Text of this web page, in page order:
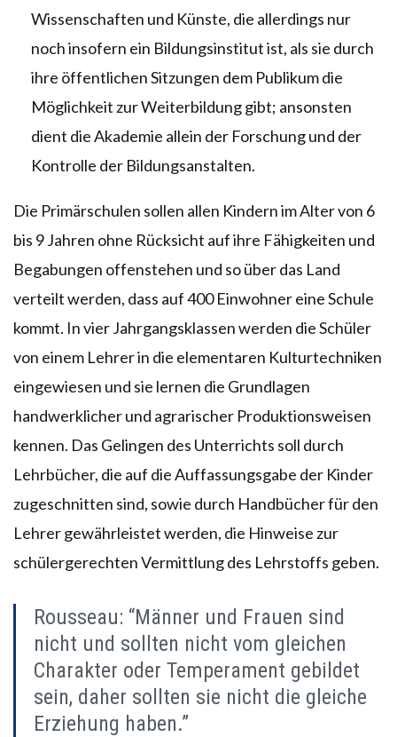
Wissenschaften und Künste, die allerdings nur
noch insofern ein Bildungsinstitut ist, als sie durch
ihre öffentlichen Sitzungen dem Publikum die
Möglichkeit zur Weiterbildung gibt; ansonsten
dient die Akademie allein der Forschung und der
Kontrolle der Bildungsanstalten.
Die Primärschulen sollen allen Kindern im Alter von 6
bis 9 Jahren ohne Rücksicht auf ihre Fähigkeiten und
Begabungen offenstehen und so über das Land
verteilt werden, dass auf 400 Einwohner eine Schule
kommt. In vier Jahrgangsklassen werden die Schüler
von einem Lehrer in die elementaren Kulturtechniken
eingewiesen und sie lernen die Grundlagen
handwerklicher und agrarischer Produktionsweisen
kennen. Das Gelingen des Unterrichts soll durch
Lehrbücher, die auf die Auffassungsgabe der Kinder
zugeschnitten sind, sowie durch Handbücher für den
Lehrer gewährleistet werden, die Hinweise zur
schülergerechten Vermittlung des Lehrstoffs geben.
Rousseau: “Männer und Frauen sind
nicht und sollten nicht vom gleichen
Charakter oder Temperament gebildet
sein, daher sollten sie nicht die gleiche
Erziehung haben.”